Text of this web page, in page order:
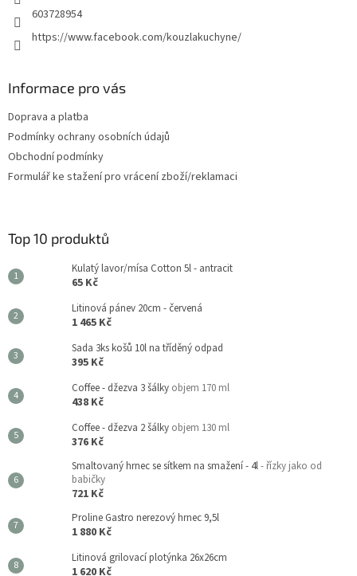
p
603728954
https://www.facebook.com/kouzlakuchyne/
Informace pro vás
Doprava a platba
Podmínky ochrany osobních údajů
Obchodní podmínky
Formulář ke stažení pro vrácení zboží/reklamaci
Top 10 produktů
Kulatý lavor/mísa Cotton 5l - antracit
65 Kč
Litinová pánev 20cm - červená
1 465 Kč
Sada 3ks košů 10l na tříděný odpad
395 Kč
Coffee - džezva 3 šálky objem 170 ml
438 Kč
Coffee - džezva 2 šálky objem 130 ml
376 Kč
Smaltovaný hrnec se sítkem na smažení - 4l- řízky jako od
babičky
721 Kč
Proline Gastro nerezový hrnec 9,5l
1 880 Kč
Litinová grilovací plotýnka 26x26cm
1 620 Kč